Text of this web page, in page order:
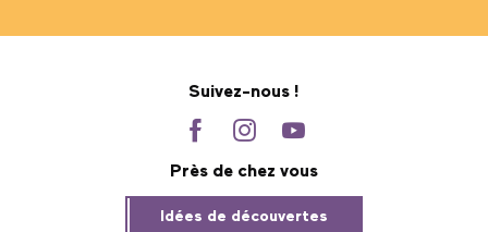
Suivez-nous !
Près de chez vous
Idées de découvertes